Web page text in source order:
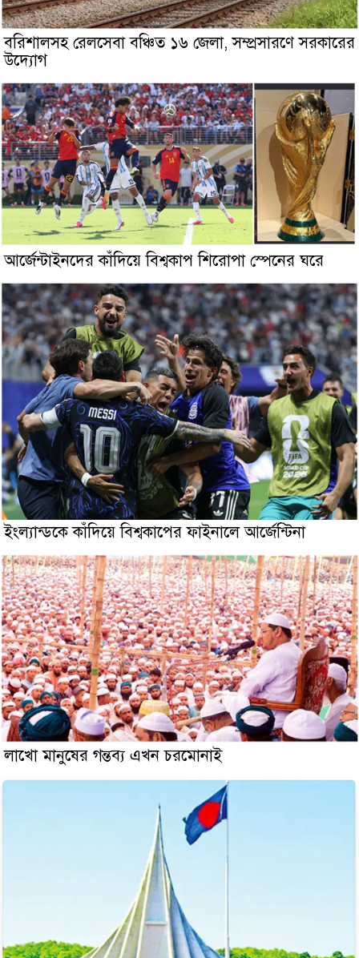
বরিশালসহ রেলসেবা বঞ্চিত ১৬ জেলা, সম্প্রসারণে সরকারের
উদ্যোগ
আর্জেন্টাইনদের কাঁদিয়ে বিশ্বকাপ শিরোপা স্পেনের ঘরে
ইংল্যান্ডকে কাঁদিয়ে বিশ্বকাপের ফাইনালে আর্জেন্টিনা
লাখো মানুষের গন্তব্য এখন চরমোনাই